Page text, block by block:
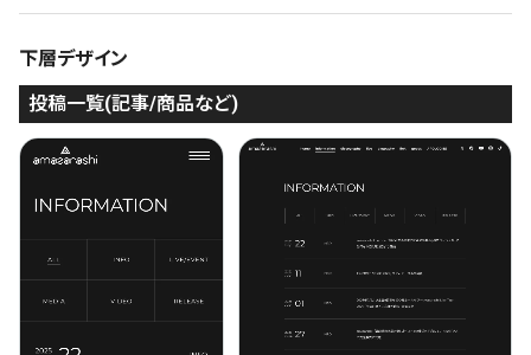
下層デザイン
投稿一覧(記事/商品など)